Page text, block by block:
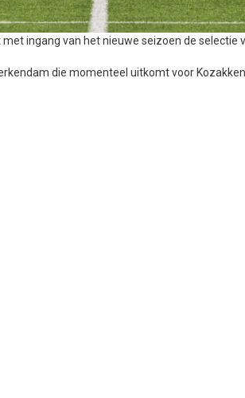
ingang van het nieuwe seizoen de selectie
die momenteel uitkomt voor Kozakken